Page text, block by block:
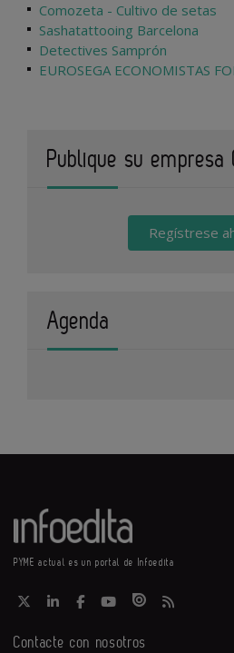
Comozeta - Cultivo de setas
Sashatattooing Barcelona
Detectives Samprón
EUROSEGA ECONOMISTAS
Publique su empresa
Regístrese
Agenda
PYME actual es un portal de Infoedita
Contacte con nosotros